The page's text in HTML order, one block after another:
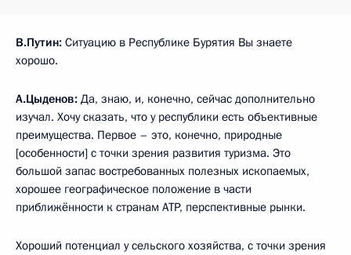
В.Путин: Ситуацию в Республике Бурятия Вы знаете
хорошо.
А.Цыденов: Да, знаю, и, конечно, сейчас дополнительно
изучал. Хочу сказать, что у республики есть объективные
преимущества. Первое – это, конечно, природные
[особенности] с точки зрения развития туризма. Это
большой запас востребованных полезных ископаемых,
хорошее географическое положение в части
приближённости к странам АТР, перспективные рынки.
Хороший потенциал у сельского хозяйства, с точки зрения